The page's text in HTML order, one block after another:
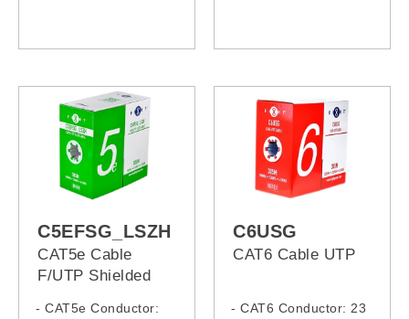
C5EFSG_LSZH
CAT5e Cable
F/UTP Shielded
- CAT5e Conductor:
C6USG
CAT6 Cable UTP
- CAT6 Conductor: 23